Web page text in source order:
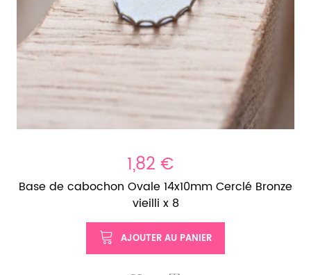
1,82 €
Base de cabochon Ovale 14x10mm Cerclé Bronze
vieilli x 8
AJOUTER AU PANIER